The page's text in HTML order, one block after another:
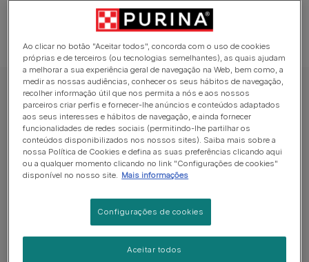
PRO PLAN Ração Húmida para gato
PRO PLAN Adulto ESTERILIZADO
MANUTENÇÃO 5x com Frango em Molho e
5x Vaca em Molho
Sem avaliações​
Formatos disponíveis: 10x85g
PURINA® PRO PLAN® Adulto ESTERILIZADO
Ao clicar no botão "Aceitar todos", concorda com o uso de cookies
próprias e de terceiros (ou tecnologias semelhantes), as quais ajudam
a melhorar a sua experiência geral de navegação na Web, bem como, a
medir as nossas audiências, conhecer os seus hábitos de navegação,
recolher informação útil que nos permita a nós e aos nossos
parceiros criar perfis e fornecer-lhe anúncios e conteúdos adaptados
aos seus interesses e hábitos de navegação, e ainda fornecer
funcionalidades de redes sociais (permitindo-lhe partilhar os
conteúdos disponibilizados nos nossos sites). Saiba mais sobre a
nossa Política de Cookies e defina as suas preferências clicando aqui
ou a qualquer momento clicando no link "Configurações de cookies"
disponível no nosso site. Mais informações
Configurações de cookies
Aceitar todos